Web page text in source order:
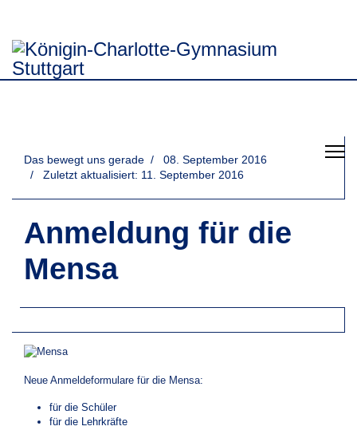
Das bewegt uns gerade
08. September 2016
Zuletzt aktualisiert: 11. September 2016
Anmeldung für die
Mensa
Neue Anmeldeformulare für die Mensa:
für die Schüler
für die Lehrkräfte